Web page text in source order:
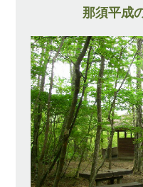
那須平成